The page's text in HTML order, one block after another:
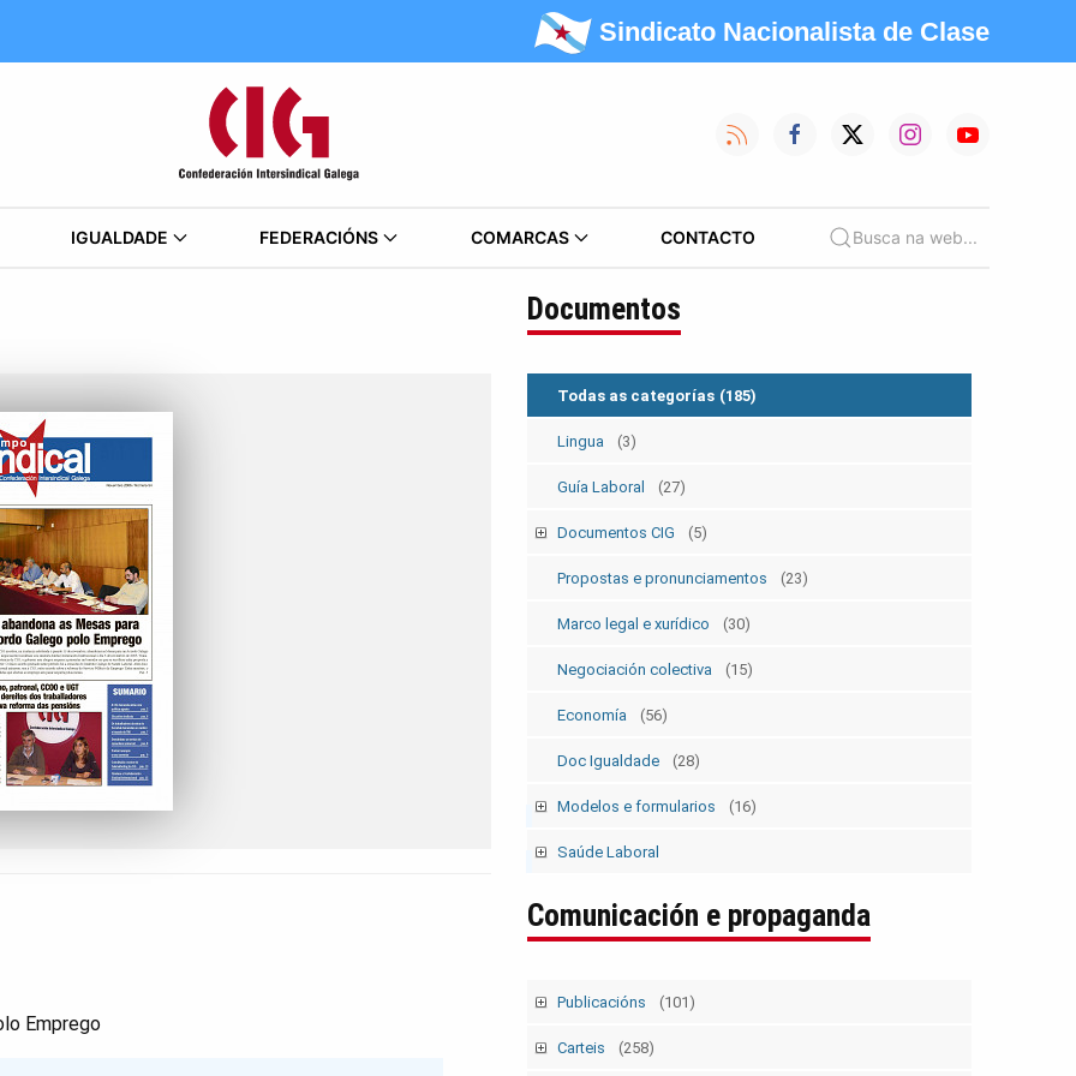
Sindicato Nacionalista de Clase
IGUALDADE FEDERACIÓNS COMARCAS CONTACTO Busca na web...
Emprego
Documentos
Todas as categorías (185)
Lingua (3)
Guía Laboral (27)
Documentos CIG (5)
Estatutos (5)
Propostas e pronunciamentos (23)
Marco legal e xurídico (30)
Negociación colectiva (15)
Economía (56)
Doc Igualdade (28)
Modelos e formularios (16)
Modelos SolicitudesPermisos
Saúde Laboral
Publicacións 2
Comunicación e propaganda
Publicacións (101)
Tempo Sindical
Carteis (258)